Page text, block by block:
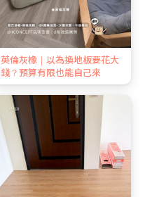
英倫灰橡｜以為換地板要花大
錢？預算有限也能自己來